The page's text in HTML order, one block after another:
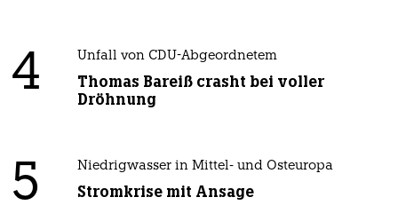
4 Unfall von CDU-Abgeordnetem
Thomas Bareiß crasht bei voller
Dröhnung
5 Niedrigwasser in Mittel- und Osteuropa
Stromkrise mit Ansage